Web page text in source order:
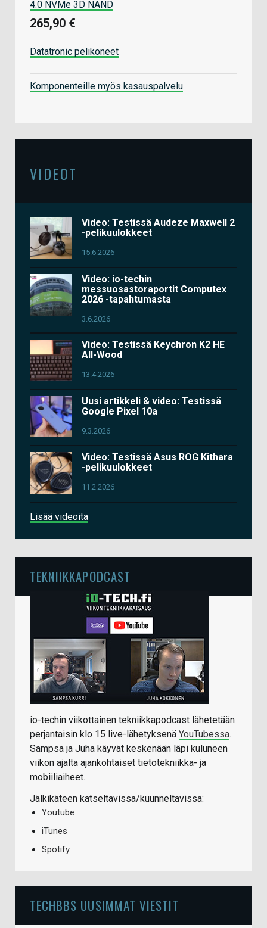
4.0 NVMe 3D NAND
265,90 €
Datatronic pelikoneet
Komponenteille myös kasauspalvelu
VIDEOT
Video: Testissä Audeze Maxwell 2
-pelikuulokkeet
15.6.2026
Video: io-techin
messuosastoraportit Computex
2026 -tapahtumasta
3.6.2026
Video: Testissä Keychron K2 HE
All-Wood
13.4.2026
Uusi artikkeli & video: Testissä
Google Pixel 10a
9.3.2026
Video: Testissä Asus ROG Kithara
-pelikuulokkeet
11.2.2026
Lisää videoita
TEKNIIKKAPODCAST
io-techin viikottainen tekniikkapodcast lähetetään
perjantaisin klo 15 live-lähetyksenä YouTubessa.
Sampsa ja Juha käyvät keskenään läpi kuluneen
viikon ajalta ajankohtaiset tietotekniikka- ja
mobiiliaiheet.
Jälkikäteen katseltavissa/kuunneltavissa:
Youtube
iTunes
Spotify
TECHBBS UUSIMMAT VIESTIT